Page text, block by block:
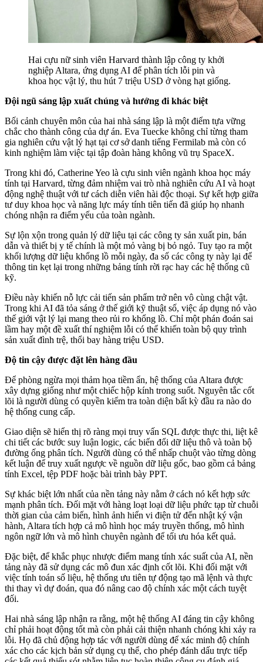
Hai cựu nữ sinh viên Harvard thành lập công ty khởi
nghiệp Altara, ứng dụng AI để phân tích lỗi pin và
khoa học vật lý, thu hút 7 triệu USD ở vòng hạt giống.
Đội ngũ sáng lập xuất chúng và hướng đi khác biệt
Bối cảnh chuyên môn của hai nhà sáng lập là một điểm tựa vững
chắc cho thành công của dự án. Eva Tuecke không chỉ từng tham
gia nghiên cứu vật lý hạt tại cơ sở danh tiếng Fermilab mà còn có
kinh nghiệm làm việc tại tập đoàn hàng không vũ trụ SpaceX.
Trong khi đó, Catherine Yeo là cựu sinh viên ngành khoa học máy
tính tại Harvard, từng đảm nhiệm vai trò nhà nghiên cứu AI và hoạt
động nghệ thuật với tư cách diễn viên hài độc thoại. Sự kết hợp giữa
tư duy khoa học và năng lực máy tính tiên tiến đã giúp họ nhanh
chóng nhận ra điểm yếu của toàn ngành.
Sự lộn xộn trong quản lý dữ liệu tại các công ty sản xuất pin, bán
dẫn và thiết bị y tế chính là một mỏ vàng bị bỏ ngỏ. Tuy tạo ra một
khối lượng dữ liệu khổng lồ mỗi ngày, đa số các công ty này lại để
thông tin kẹt lại trong những bảng tính rời rạc hay các hệ thống cũ
kỹ.
Điều này khiến nỗ lực cải tiến sản phẩm trở nên vô cùng chật vật.
Trong khi AI đã tỏa sáng ở thế giới kỹ thuật số, việc áp dụng nó vào
thế giới vật lý lại mang theo rủi ro khổng lồ. Chỉ một phán đoán sai
lầm hay một đề xuất thí nghiệm lỗi có thể khiến toàn bộ quy trình
sản xuất đình trệ, thổi bay hàng triệu USD.
Độ tin cậy được đặt lên hàng đầu
Để phòng ngừa mọi thảm họa tiềm ẩn, hệ thống của Altara được
xây dựng giống như một chiếc hộp kính trong suốt. Nguyên tắc cốt
lõi là người dùng có quyền kiểm tra toàn diện bất kỳ đầu ra nào do
hệ thống cung cấp.
Giao diện sẽ hiển thị rõ ràng mọi truy vấn SQL được thực thi, liệt kê
chi tiết các bước suy luận logic, các biến đổi dữ liệu thô và toàn bộ
đường ống phân tích. Người dùng có thể nhấp chuột vào từng dòng
kết luận để truy xuất ngược về nguồn dữ liệu gốc, bao gồm cả bảng
tính Excel, tệp PDF hoặc bài trình bày PPT.
Sự khác biệt lớn nhất của nền tảng này nằm ở cách nó kết hợp sức
mạnh phân tích. Đối mặt với hàng loạt loại dữ liệu phức tạp từ chuỗi
thời gian của cảm biến, hình ảnh hiển vi điện tử đến nhật ký vận
hành, Altara tích hợp cả mô hình học máy truyền thống, mô hình
ngôn ngữ lớn và mô hình chuyên ngành để tối ưu hóa kết quả.
Đặc biệt, để khắc phục nhược điểm mang tính xác suất của AI, nền
tảng này đã sử dụng các mô đun xác định cốt lõi. Khi đối mặt với
việc tính toán số liệu, hệ thống ưu tiên tự động tạo mã lệnh và thực
thi thay vì dự đoán, qua đó nâng cao độ chính xác một cách tuyệt
đối.
Hai nhà sáng lập nhận ra rằng, một hệ thống AI đáng tin cậy không
chỉ phải hoạt động tốt mà còn phải cải thiện nhanh chóng khi xảy ra
lỗi. Họ đã chủ động hợp tác với người dùng để xác minh độ chính
xác cho các kịch bản sử dụng cụ thể, cho phép đánh dấu trực tiếp